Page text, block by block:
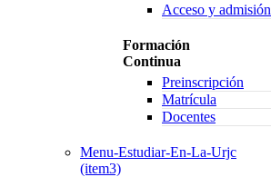
Acceso y admisión
Formación
Continua
Preinscripción
Matrícula
Docentes
Menu-Estudiar-En-La-Urjc
(item3)